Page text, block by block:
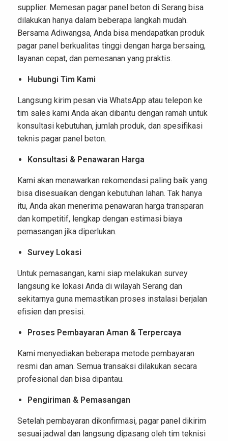
supplier. Memesan pagar panel beton di Serang bisa
dilakukan hanya dalam beberapa langkah mudah.
Bersama Adiwangsa, Anda bisa mendapatkan produk
pagar panel berkualitas tinggi dengan harga bersaing,
layanan cepat, dan pemesanan yang praktis.
Hubungi Tim Kami
Langsung kirim pesan via WhatsApp atau telepon ke
tim sales kami Anda akan dibantu dengan ramah untuk
konsultasi kebutuhan, jumlah produk, dan spesifikasi
teknis pagar panel beton.
Konsultasi & Penawaran Harga
Kami akan menawarkan rekomendasi paling baik yang
bisa disesuaikan dengan kebutuhan lahan. Tak hanya
itu, Anda akan menerima penawaran harga transparan
dan kompetitif, lengkap dengan estimasi biaya
pemasangan jika diperlukan.
Survey Lokasi
Untuk pemasangan, kami siap melakukan survey
langsung ke lokasi Anda di wilayah Serang dan
sekitarnya guna memastikan proses instalasi berjalan
efisien dan presisi.
Proses Pembayaran Aman & Terpercaya
Kami menyediakan beberapa metode pembayaran
resmi dan aman. Semua transaksi dilakukan secara
profesional dan bisa dipantau.
Pengiriman & Pemasangan
Setelah pembayaran dikonfirmasi, pagar panel dikirim
sesuai jadwal dan langsung dipasang oleh tim teknisi